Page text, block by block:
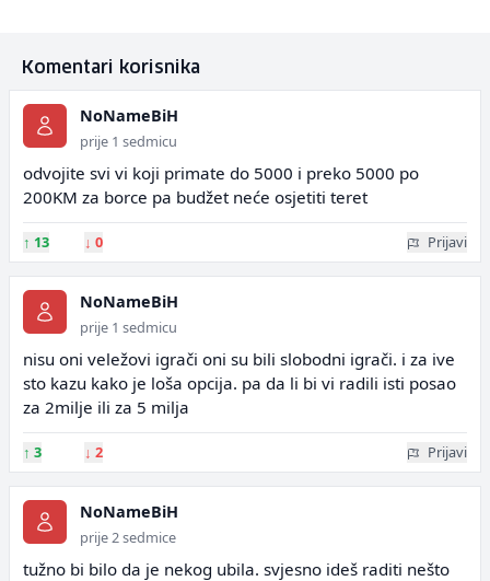
Komentari korisnika
NoNameBiH
prije 1 sedmicu
odvojite svi vi koji primate do 5000 i preko 5000 po
200KM za borce pa budžet neće osjetiti teret
↑ 13 ↓ 0 Prijavi
NoNameBiH
prije 1 sedmicu
nisu oni veležovi igrači oni su bili slobodni igrači. i za ive
sto kazu kako je loša opcija. pa da li bi vi radili isti posao
za 2milje ili za 5 milja
↑ 3 ↓ 2 Prijavi
NoNameBiH
prije 2 sedmice
tužno bi bilo da je nekog ubila. svjesno ideš raditi nešto